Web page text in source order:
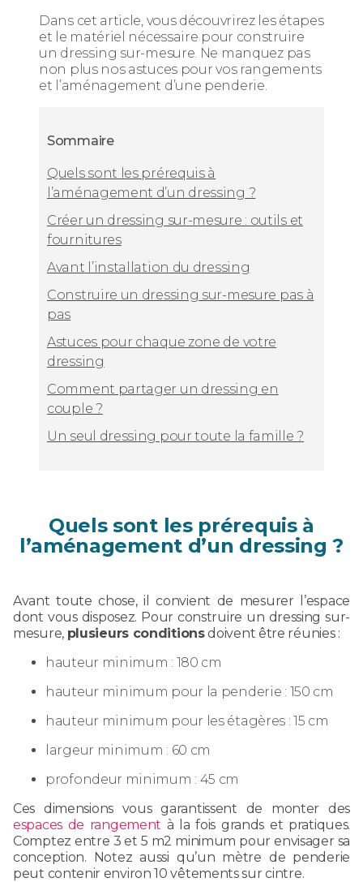
Dans cet article, vous découvrirez les étapes
et le matériel nécessaire pour construire
un dressing sur-mesure. Ne manquez pas
non plus nos astuces pour vos rangements
et l’aménagement d’une penderie.
Sommaire
Quels sont les prérequis à
l’aménagement d’un dressing ?
Créer un dressing sur-mesure : outils et
fournitures
Avant l’installation du dressing
Construire un dressing sur-mesure pas à
pas
Astuces pour chaque zone de votre
dressing
Comment partager un dressing en
couple ?
Un seul dressing pour toute la famille ?
Quels sont les prérequis à
l’aménagement d’un dressing ?
Avant toute chose, il convient de mesurer l’espace
dont vous disposez. Pour construire un dressing sur-
mesure, plusieurs conditionsdoivent être réunies :
hauteur minimum : 180 cm
hauteur minimum pour la penderie : 150 cm
hauteur minimum pour les étagères : 15 cm
largeur minimum : 60 cm
profondeur minimum : 45 cm
Ces dimensions vous garantissent de monter des
espaces de rangement à la fois grands et pratiques.
Comptez entre 3 et 5 m2 minimum pour envisager sa
conception. Notez aussi qu’un mètre de penderie
peut contenir environ 10 vêtements sur cintre.